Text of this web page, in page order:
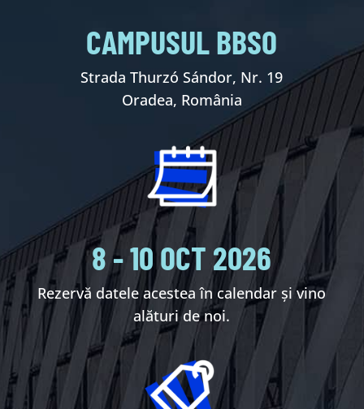
CAMPUSUL BBSO
Strada Thurzó Sándor, Nr. 19
Oradea, România
8 - 10 OCT 2026
Rezervă datele acestea în calendar și vino
alături de noi.